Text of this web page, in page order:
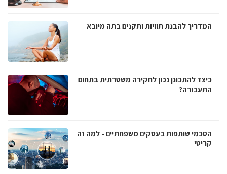
המדריך להבנת תוויות ותקנים בתה מיובא
כיצד להתכונן נכון לחקירה משטרתית בתחום
התעבורה?
הסכמי שותפות בעסקים משפחתיים - למה זה
קריטי